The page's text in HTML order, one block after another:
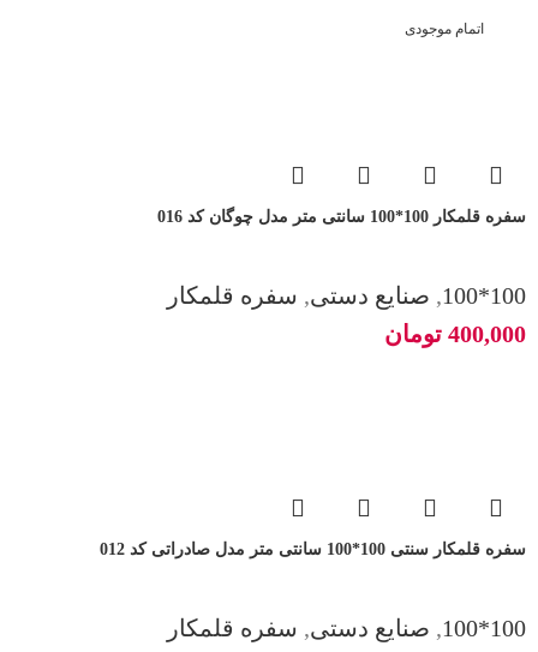
اتمام موجودی
سفره قلمکار 100*100 سانتی متر مدل چوگان کد 016
100*100
, صنایع دستی, سفره قلمکار
400,000 تومان
سفره قلمکار سنتی 100*100 سانتی متر مدل صادراتی کد 012
100*100
, صنایع دستی, سفره قلمکار